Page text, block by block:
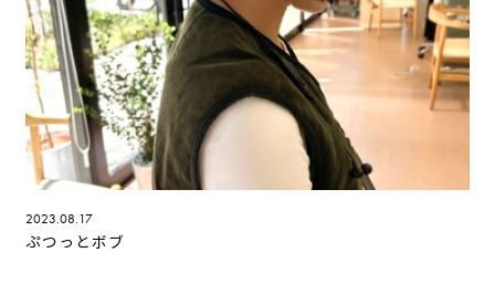
2023.08.17
ぷつっとボブ